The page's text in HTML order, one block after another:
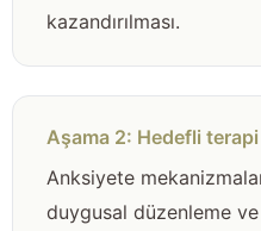
kazandırılması.
Aşama 2: Hedefli terapi
Anksiyete
duygusal düzenleme ve